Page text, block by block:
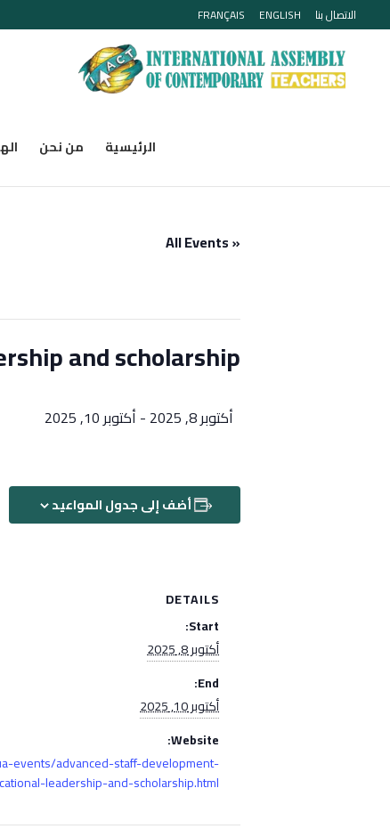
الاتصال بنا ENGLISH
FRANÇAIS
الرئيسية من نحن
« All Events
and scholarship
أكتوبر 8, 2025 - أكتوبر 10, 2025
أضف إلى جدول المواعيد
DETAILS
Start:
أكتوبر 8, 2025
End:
أكتوبر 10, 2025
Website:
events/advanced-staff-development-
leadership-and-scholarship.html